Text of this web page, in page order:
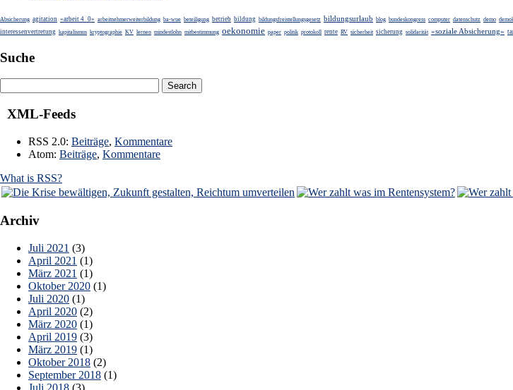
Absicherung agitation «arbeit 4_0» arbeitnehmerweiterbildung ba-wue beteiligung betrieb bildung bildungsfreistellungsgesetz bildungsurlaub blog bundeskongress computer datenschutz demo
interessenvertretung kapitalismus kryptographie KV lernen mindestlohn mitbestimmung oekonomie paper politik protokoll rente RV sicherheit sicherung solidarität «soziale Absicherung»
Suche
XML-Feeds
RSS 2.0: Beiträge, Kommentare
Atom: Beiträge, Kommentare
What is RSS?
Archiv
Juli 2021 (3)
April 2021 (1)
März 2021 (1)
Oktober 2020 (1)
Juli 2020 (1)
April 2020 (2)
März 2020 (1)
April 2019 (3)
März 2019 (1)
Oktober 2018 (2)
September 2018 (1)